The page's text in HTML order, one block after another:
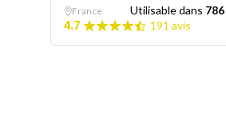
France Utilisable dans 786
4.7
191 avis